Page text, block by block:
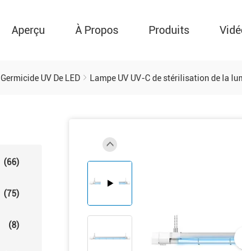
Aperçu À Propos Produits
Germicide UV De LED Lampe UV UV-C de stérilisation de la
(66)
(75)
(8)